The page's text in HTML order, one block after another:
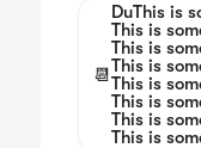
📆
DuThis is
This is
This is
This is
This is
This is
This is
This is